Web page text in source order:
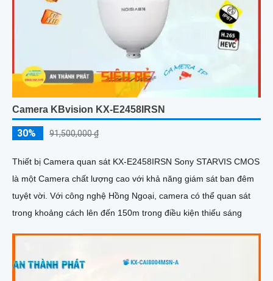
Camera KBvision KX-E2458IRSN
30% 91,500,000 ₫
Thiết bị Camera quan sát KX-E2458IRSN Sony STARVIS CMOS
là một Camera chất lượng cao với khả năng giám sát ban đêm
tuyệt vời. Với công nghệ Hồng Ngoại, camera có thể quan sát
trong khoảng cách lên đến 150m trong điều kiện thiếu sáng